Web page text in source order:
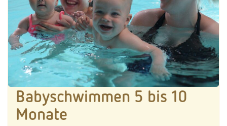
Babyschwimmen 5 bis 10
Monate